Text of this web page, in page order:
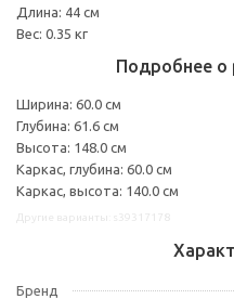
Длина: 44 см
Вес: 0.35 кг
Подробнее о
Ширина: 60.0 см
Глубина: 61.6 см
Высота: 148.0 см
Каркас, глубина: 60.0 см
Каркас, высота: 140.0 см
Бренд